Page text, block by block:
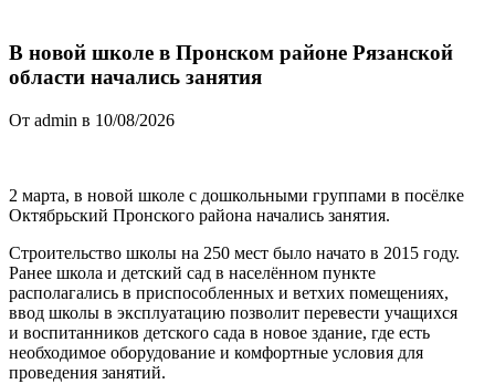
В новой школе в Пронском районе Рязанской
области начались занятия
От admin в 10/08/2026
2 марта, в новой школе с дошкольными группами в посёлке
Октябрьский Пронского района начались занятия.
Строительство школы на 250 мест было начато в 2015 году.
Ранее школа и детский сад в населённом пункте
располагались в приспособленных и ветхих помещениях,
ввод школы в эксплуатацию позволит перевести учащихся
и воспитанников детского сада в новое здание, где есть
необходимое оборудование и комфортные условия для
проведения занятий.